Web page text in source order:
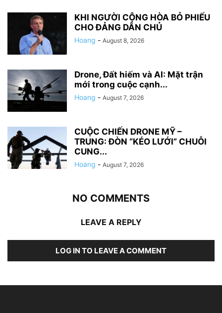
KHI NGƯỜI CỘNG HÒA BỎ PHIẾU
CHO ĐẢNG DÂN CHỦ
Hoang - August 8, 2026
Drone, Đất hiếm và AI: Mặt trận
mới trong cuộc cạnh...
Hoang - August 7, 2026
CUỘC CHIẾN DRONE MỸ –
TRUNG: ĐÒN “KÉO LƯỚI” CHUỖI
CUNG...
Hoang - August 7, 2026
NO COMMENTS
LEAVE A REPLY
LOG IN TO LEAVE A COMMENT